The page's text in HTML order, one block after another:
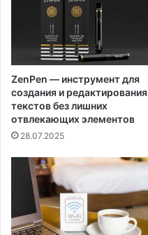
ZenPen — инструмент для
создания и редактирования
текстов без лишних
отвлекающих элементов
28.07.2025